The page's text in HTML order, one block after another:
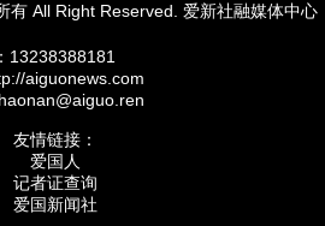
有 All Right Reserved. 爱新社融媒体中心
13238388181
aiguonews.com
友情链接：
爱国人
记者证查询
爱国新闻社